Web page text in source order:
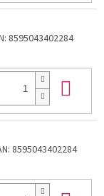
8595043402284
8595043402284